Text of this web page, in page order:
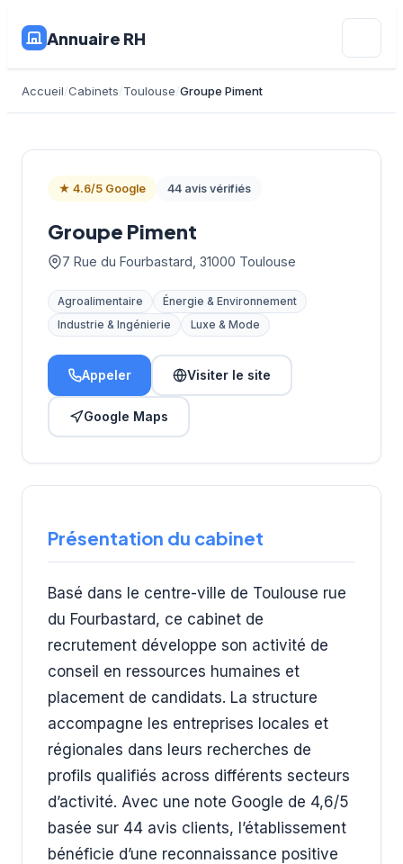
Annuaire RH
Accueil Cabinets Toulouse Groupe Piment
★ 4.6/5 Google 44 avis vérifiés
Groupe Piment
7 Rue du Fourbastard, 31000 Toulouse
Agroalimentaire
Énergie & Environnement
Industrie & Ingénierie
Luxe & Mode
Appeler Visiter le site
Google Maps
Présentation du cabinet
Basé dans le centre-ville de Toulouse rue
du Fourbastard, ce cabinet de
recrutement développe son activité de
conseil en ressources humaines et
placement de candidats. La structure
accompagne les entreprises locales et
régionales dans leurs recherches de
profils qualifiés across différents secteurs
d’activité. Avec une note Google de 4,6/5
basée sur 44 avis clients, l’établissement
bénéficie d’une reconnaissance positive